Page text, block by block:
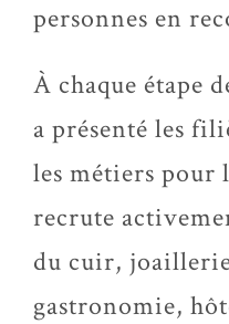
personnes en
À chaque étape
a présenté les
les métiers pour
recrute
du cuir,
gastronomie,